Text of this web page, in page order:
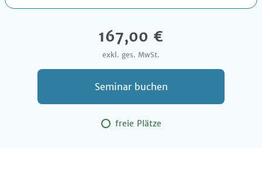
167,00 €
exkl. ges. MwSt.
Seminar buchen
freie Plätze